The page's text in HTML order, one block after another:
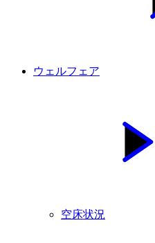
ウェルフェア
空床状況